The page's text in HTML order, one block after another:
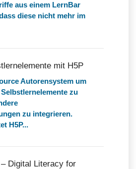
aus einem LernBar
diese nicht mehr im
mit H5P
Autorensystem um
zu
zu integrieren.
H5P...
Digital Literacy for